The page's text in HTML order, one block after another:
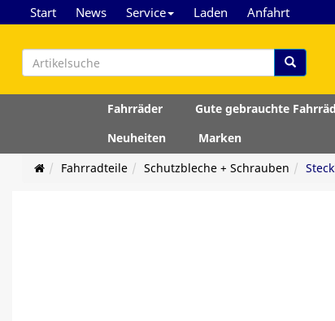
Start News Service Laden Anfahrt
Fahrräder Gute gebrauchte
Neuheiten
Marken
Fahrradteile
Schutzbleche + Schrauben